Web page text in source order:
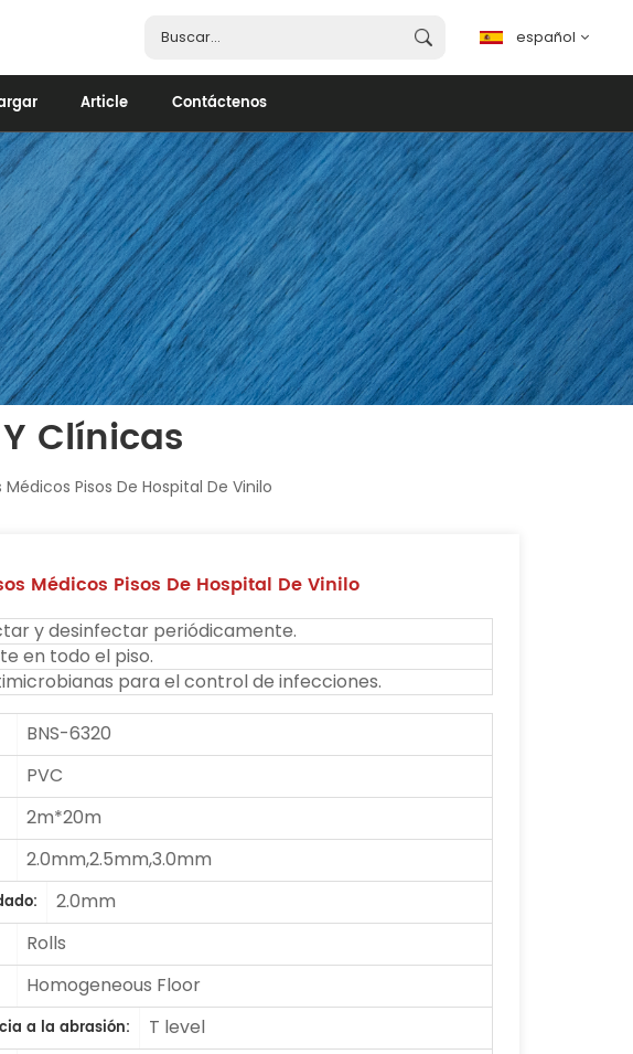
español
español
English
français
português
العربية
Article Contáctenos
Clínicas
Médicos Pisos De Hospital De Vinilo
Médicos Pisos De Hospital De Vinilo
y desinfectar periódicamente.
en todo el piso.
para el control de infecciones.
BNS-6320
PVC
2m*20m
2.0mm,2.5mm,3.0mm
2.0mm
Rolls
Homogeneous Floor
a la abrasión: T level